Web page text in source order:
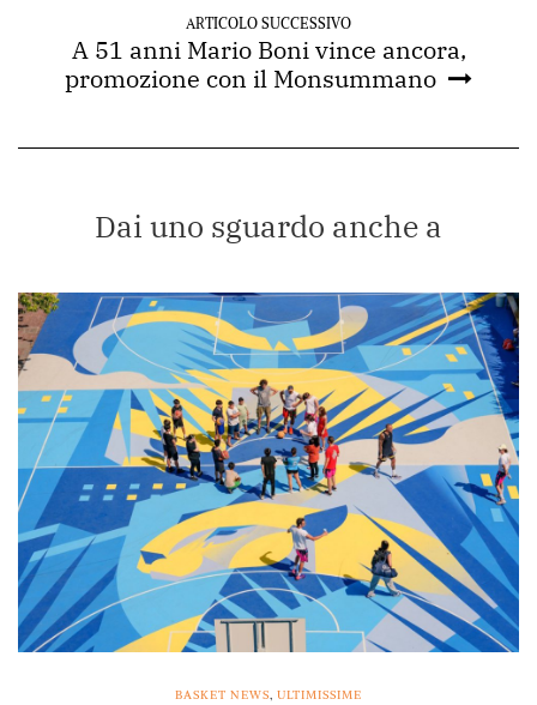
ARTICOLO SUCCESSIVO
A 51 anni Mario Boni vince ancora,
promozione con il Monsummano
Dai uno sguardo anche a
BASKET NEWS, ULTIMISSIME